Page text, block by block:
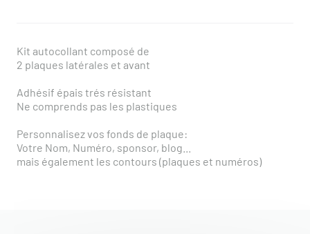
Kit autocollant composé de
2 plaques latérales et avant
Adhésif épais trés résistant
Ne comprends pas les plastiques
Personnalisez vos fonds de plaque:
Votre Nom, Numéro, sponsor, blog...
mais également les contours (plaques et numéros)